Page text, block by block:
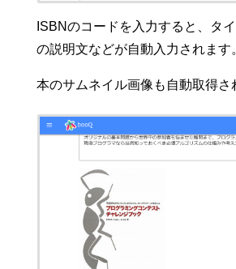
ISBNのコードを入力すると、タ
の説明文などが自動入力されます
本のサムネイル画像も自動取得さ